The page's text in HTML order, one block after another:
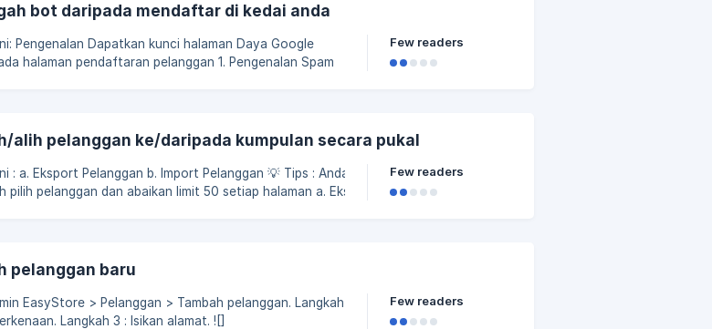
bot daripada mendaftar di kedai anda
pendaftaran pelanggan 1. Pengenalan Spam
anda perlu mempertimbangkan untuk mengambil
mencegahkan isu ini di website anda dari pendaftaran ak
Few readers
alih pelanggan ke/daripada kumpulan secara pukal
: Anda
pelanggan dan abaikan limit 50 setiap halaman a. Eksport
Few readers
pelanggan baru
> Pelanggan > Tambah pelanggan. Langkah 2 : Isikan
3 : Isikan alamat. ![]
Few readers